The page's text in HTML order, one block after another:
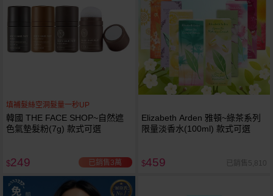
填補髮絲空洞髮量一秒UP
韓國 THE FACE SHOP~自然遮
色氣墊髮粉(7g) 款式可選
$249 已銷售3萬
Elizabeth Arden 雅頓~綠茶系列
限量淡香水(100ml) 款式可選
$459 已銷售5,810